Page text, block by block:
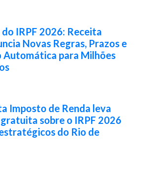
IRPF 2026: Receita
Novas Regras, Prazos e
Automática para Milhões
Imposto de Renda leva
sobre o IRPF 2026
do Rio de